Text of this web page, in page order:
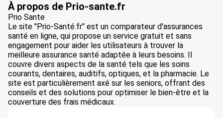
À propos de Prio-sante.fr
Prio Sante
Le site "Prio-Santé.fr" est un comparateur d'assurances
santé en ligne, qui propose un service gratuit et sans
engagement pour aider les utilisateurs à trouver la
meilleure assurance santé adaptée à leurs besoins. Il
couvre divers aspects de la santé tels que les soins
courants, dentaires, auditifs, optiques, et la pharmacie. Le
site est particulièrement axé sur les seniors, offrant des
conseils et des solutions pour optimiser le bien-être et la
couverture des frais médicaux.